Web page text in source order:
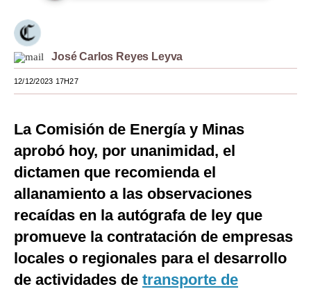
Tendencias
Lujo
Viajes
Moda
Estilos
Mundo
EEUU
México
España
José Carlos Reyes Leyva
12/12/2023 17H27
La Comisión de Energía y Minas
aprobó hoy, por unanimidad, el
dictamen que recomienda el
allanamiento a las observaciones
recaídas en la autógrafa de ley que
promueve la contratación de empresas
locales o regionales para el desarrollo
de actividades de transporte de